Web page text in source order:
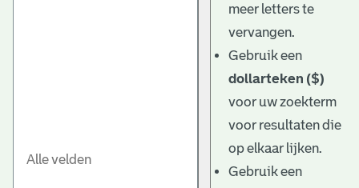
meer letters te
vervangen.
Gebruik een
dollarteken ($)
voor uw zoekterm
voor resultaten die
op elkaar lijken.
Gebruik een